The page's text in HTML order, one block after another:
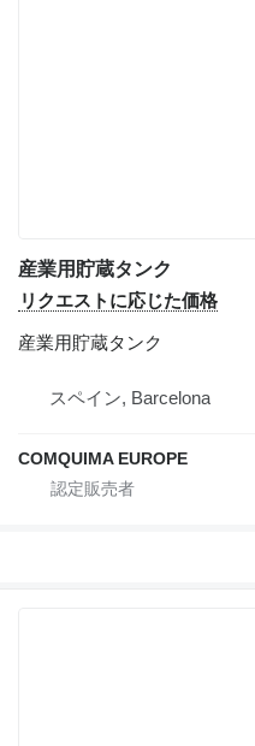
産業用貯蔵タンク
リクエストに応じた価格
産業用貯蔵タンク
スペイン, Barcelona
COMQUIMA EUROPE